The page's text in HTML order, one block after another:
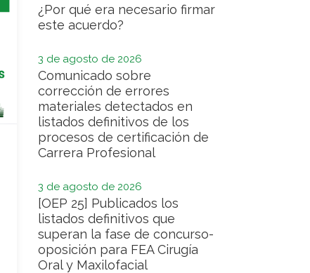
¿Por qué era necesario firmar
este acuerdo?
3 de agosto de 2026
Comunicado sobre
corrección de errores
materiales detectados en
listados definitivos de los
procesos de certificación de
Carrera Profesional
3 de agosto de 2026
[OEP 25] Publicados los
listados definitivos que
superan la fase de concurso-
oposición para FEA Cirugía
Oral y Maxilofacial